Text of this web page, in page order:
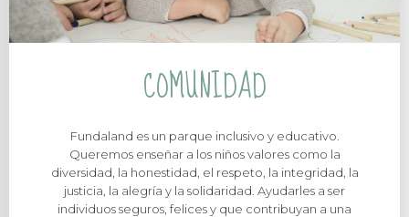
COMUNIDAD
Fundaland es un parque inclusivo y educativo.
Queremos enseñar a los niños valores como la
diversidad, la honestidad, el respeto, la integridad, la
justicia, la alegría y la solidaridad. Ayudarles a ser
individuos seguros, felices y que contribuyan a una